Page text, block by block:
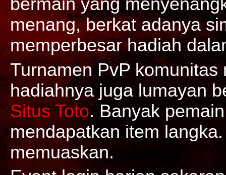
bermain yang
menang, berkat adanya
memperbesar hadiah
Turnamen PvP
hadiahnya juga lumayan
Situs Toto. Banyak
mendapatkan item
memuaskan.